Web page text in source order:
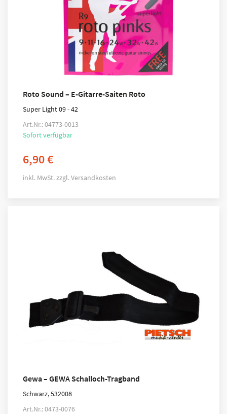
Roto Sound – E-Gitarre-Saiten Roto
Super Light 09 - 42
Art.Nr.: 04773-0013
Sofort verfügbar
6,90€
inkl. MwSt.zzgl.Versandkosten
Gewa – GEWA Schalloch-Tragband
Schwarz, 532008
Art.Nr.: 0473-0076